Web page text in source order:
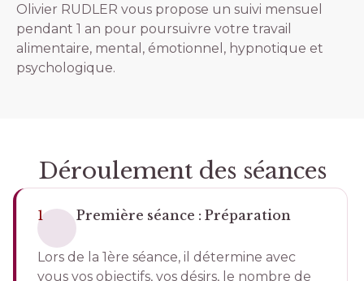
Olivier RUDLER vous propose un suivi mensuel
pendant 1 an pour poursuivre votre travail
alimentaire, mental, émotionnel, hypnotique et
psychologique.
Déroulement des séances
1 Première séance : Préparation
Lors de la 1ère séance, il détermine avec
vous vos objectifs, vos désirs, le nombre de